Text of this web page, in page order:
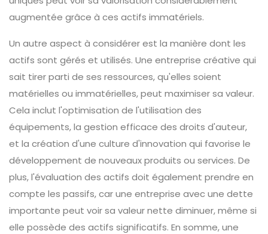
augmentée grâce à ces actifs immatériels.
Un autre aspect à considérer est la manière dont les
actifs sont gérés et utilisés. Une entreprise créative qui
sait tirer parti de ses ressources, qu'elles soient
matérielles ou immatérielles, peut maximiser sa valeur.
Cela inclut l'optimisation de l'utilisation des
équipements, la gestion efficace des droits d'auteur,
et la création d'une culture d'innovation qui favorise le
développement de nouveaux produits ou services. De
plus, l'évaluation des actifs doit également prendre en
compte les passifs, car une entreprise avec une dette
importante peut voir sa valeur nette diminuer, même si
elle possède des actifs significatifs. En somme, une